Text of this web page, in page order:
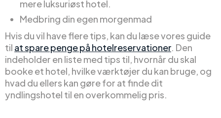
mere luksuriøst hotel.
Medbring din egen morgenmad
Hvis du vil have flere tips, kan du læse vores guide
til at spare penge på hotelreservationer. Den
indeholder en liste med tips til, hvornår du skal
booke et hotel, hvilke værktøjer du kan bruge, og
hvad du ellers kan gøre for at finde dit
yndlingshotel til en overkommelig pris.